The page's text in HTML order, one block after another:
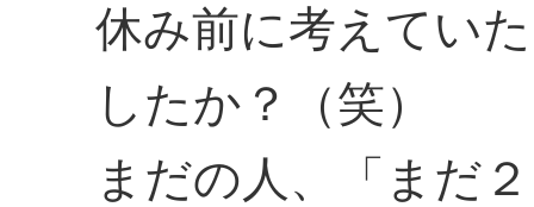
休み前に考えてい
したか？（笑）
まだの人、「まだ